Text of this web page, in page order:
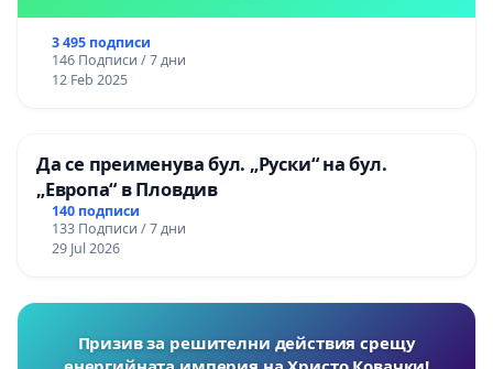
3 495 подписи
146 Подписи / 7 дни
12 Feb 2025
Да се преименува бул. „Руски“ на бул.
„Европа“ в Пловдив
140 подписи
133 Подписи / 7 дни
29 Jul 2026
Призив за решителни действия срещу